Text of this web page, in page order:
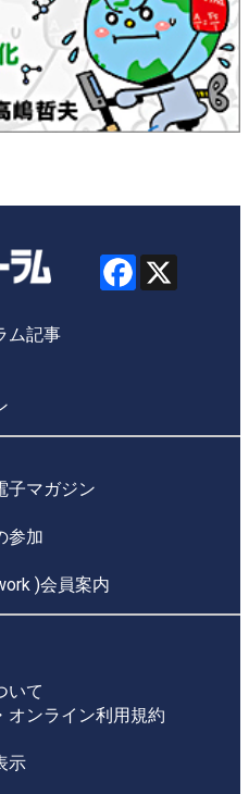
ム記事
子マガジン
参加
)会員案内
いて
オンライン利用規約
示